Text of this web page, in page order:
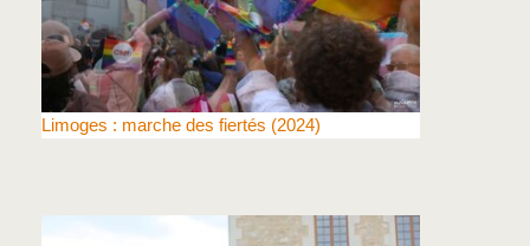
Limoges : marche des fiertés (2024)